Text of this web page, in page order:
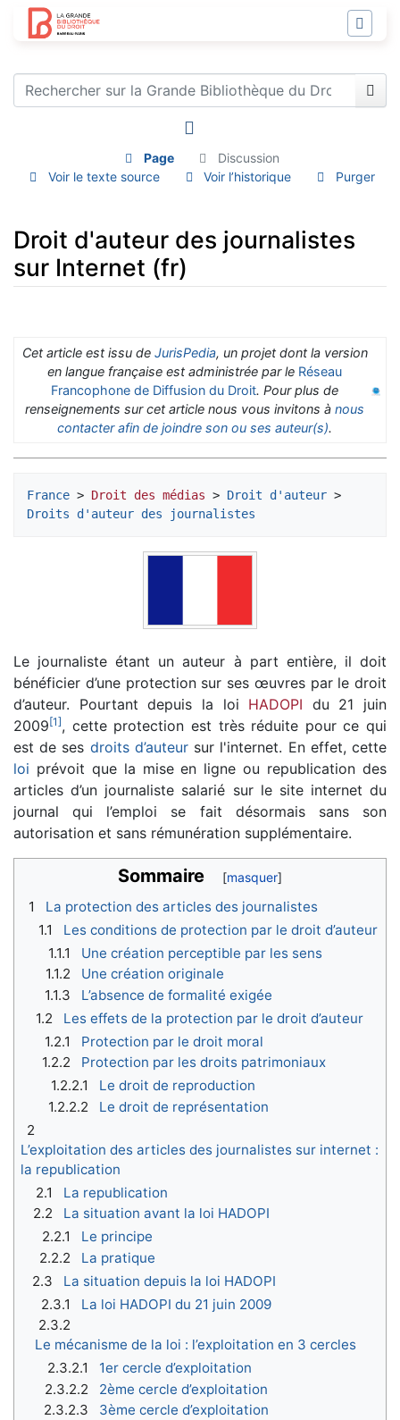
Page
Discussion
Voir le texte source
Voir l’historique Purger
Droit d'auteur des journalistes
sur Internet (fr)
Cet article est issu de JurisPedia, un projet dont la version
en langue française est administrée par le Réseau
Francophone de Diffusion du Droit. Pour plus de
renseignements sur cet article nous vous invitons à nous
contacter afin de joindre son ou ses auteur(s).
France > Droit des médias > Droit d'auteur
Droits d'auteur des journalistes
Le journaliste étant un auteur à part entière, il doit
bénéficier d’une protection sur ses œuvres par le droit
d’auteur. Pourtant depuis la loi HADOPI du 21 juin
2009[1], cette protection est très réduite pour ce qui
est de ses droits d’auteursur l'internet. En effet, cette
loi prévoit que la mise en ligne ou republication des
articles d’un journaliste salarié sur le site internet du
journal qui l’emploi se fait désormais sans son
autorisation et sans rémunération supplémentaire.
Sommaire
1
La protection des articles des journalistes
1.1
Les conditions de protection par le droit d’auteur
1.1.1
Une création perceptible par les sens
1.1.2
Une création originale
1.1.3
L’absence de formalité exigée
1.2
Les effets de la protection par le droit d’auteur
1.2.1
Protection par le droit moral
1.2.2
Protection par les droits patrimoniaux
1.2.2.1
Le droit de reproduction
1.2.2.2
Le droit de représentation
2
L’exploitation des articles des journalistes sur internet :
la republication
2.1
La republication
2.2
La situation avant la loi HADOPI
2.2.1
Le principe
2.2.2
La pratique
2.3
La situation depuis la loi HADOPI
2.3.1
La loi HADOPI du 21 juin 2009
2.3.2
Le mécanisme de la loi : l’exploitation en 3 cercles
2.3.2.1
1er cercle d’exploitation
2.3.2.2
2ème cercle d’exploitation
2.3.2.3
3ème cercle d’exploitation